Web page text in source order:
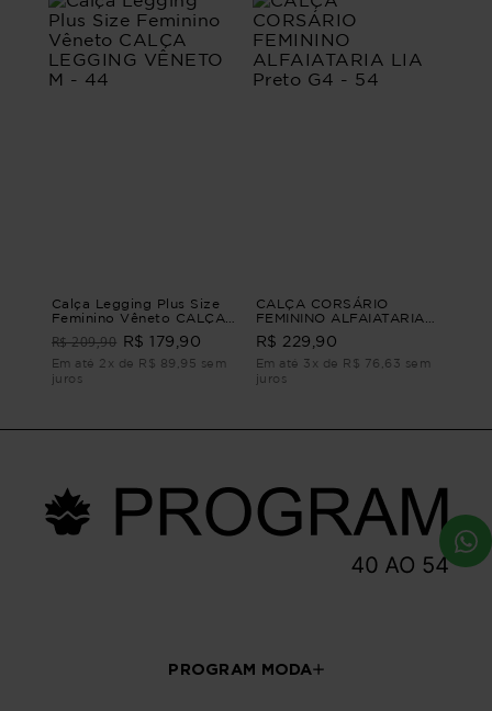
Calça Legging Plus Size
Feminino Vêneto CALÇA
LEGGING VÊNETO M - 44
R$ 209,90 R$ 179,90
Em até 2x de R$ 89,95 sem
juros
CALÇA CORSÁRIO
FEMININO ALFAIATARIA
LIA Preto G4 - 54
R$ 229,90
Em até 3x de R$ 76,63 sem
juros
PROGRAM MODA